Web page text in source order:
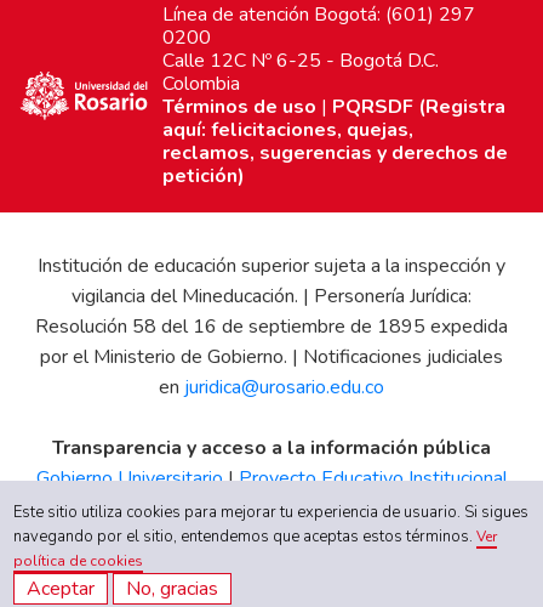
Línea de atención Bogotá: (601) 297
0200
Calle 12C Nº 6-25 - Bogotá D.C.
Colombia
Términos de uso | PQRSDF (Registra
aquí: felicitaciones, quejas,
reclamos, sugerencias y derechos de
petición)
Institución de educación superior sujeta a la inspección y
vigilancia del Mineducación. | Personería Jurídica:
Resolución 58 del 16 de septiembre de 1895 expedida
por el Ministerio de Gobierno. | Notificaciones judiciales
en juridica@urosario.edu.co
Transparencia y acceso a la información pública
Gobierno Universitario|Proyecto Educativo Institucional
|Informe de Gestión|Boletín Estadístico|Régimen
Tributario|Estados Financieros|Código de Ética|Canal
de Integridad UR
Este sitio utiliza cookies para mejorar tu experiencia de usuario. Si sigues
navegando por el sitio, entendemos que aceptas estos términos.Ver
política de cookies
Aceptar No, gracias